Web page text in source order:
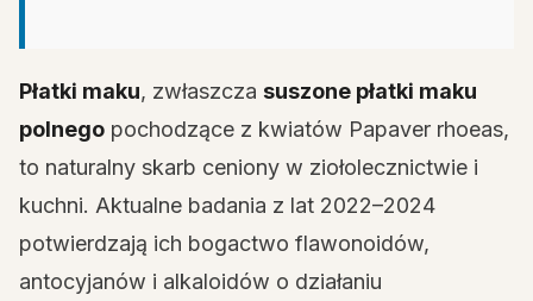
Płatki maku, zwłaszcza suszone płatki maku
polnego pochodzące z kwiatów Papaver rhoeas,
to naturalny skarb ceniony w ziołolecznictwie i
kuchni. Aktualne badania z lat 2022–2024
potwierdzają ich bogactwo flawonoidów,
antocyjanów i alkaloidów o działaniu